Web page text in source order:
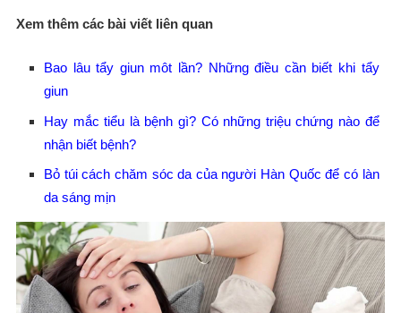
Xem thêm các bài viết liên quan
Bao lâu tẩy giun môt lần? Những điều cần biết khi tẩy
giun
Hay mắc tiểu là bệnh gì? Có những triệu chứng nào để
nhận biết bệnh?
Bỏ túi cách chăm sóc da của người Hàn Quốc để có làn
da sáng mịn